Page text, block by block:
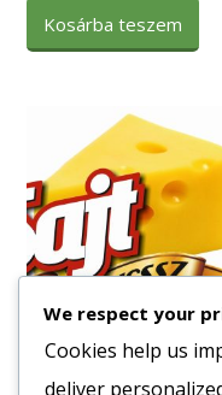
Kosárba teszem
Fagy. Hamburger
We respect your
Cookies help us
deliver